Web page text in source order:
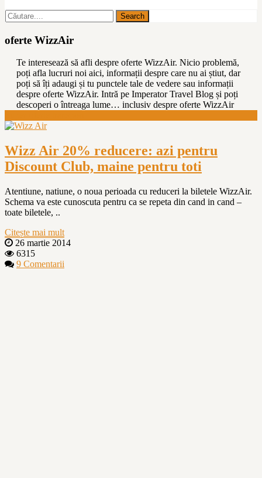
oferte WizzAir
Te interesează să afli despre oferte WizzAir. Nicio problemă,
poți afla lucruri noi aici, informații despre care nu ai știut, dar
poți să îți adaugi și tu punctele tale de vedere sau informații
despre oferte WizzAir. Intră pe Imperator Travel Blog și poți
descoperi o întreaga lume… inclusiv despre oferte WizzAir
Wizz Air 20% reducere: azi pentru
Discount Club, maine pentru toti
Atentiune, natiune, o noua perioada cu reduceri la biletele WizzAir.
Schema va este cunoscuta pentru ca se repeta din cand in cand –
toate biletele, ..
Citește mai mult
26 martie 2014
6315
9 Comentarii